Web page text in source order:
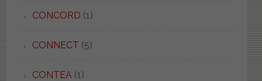
CONCORD (1)
CONNECT (5)
CONTEA (1)